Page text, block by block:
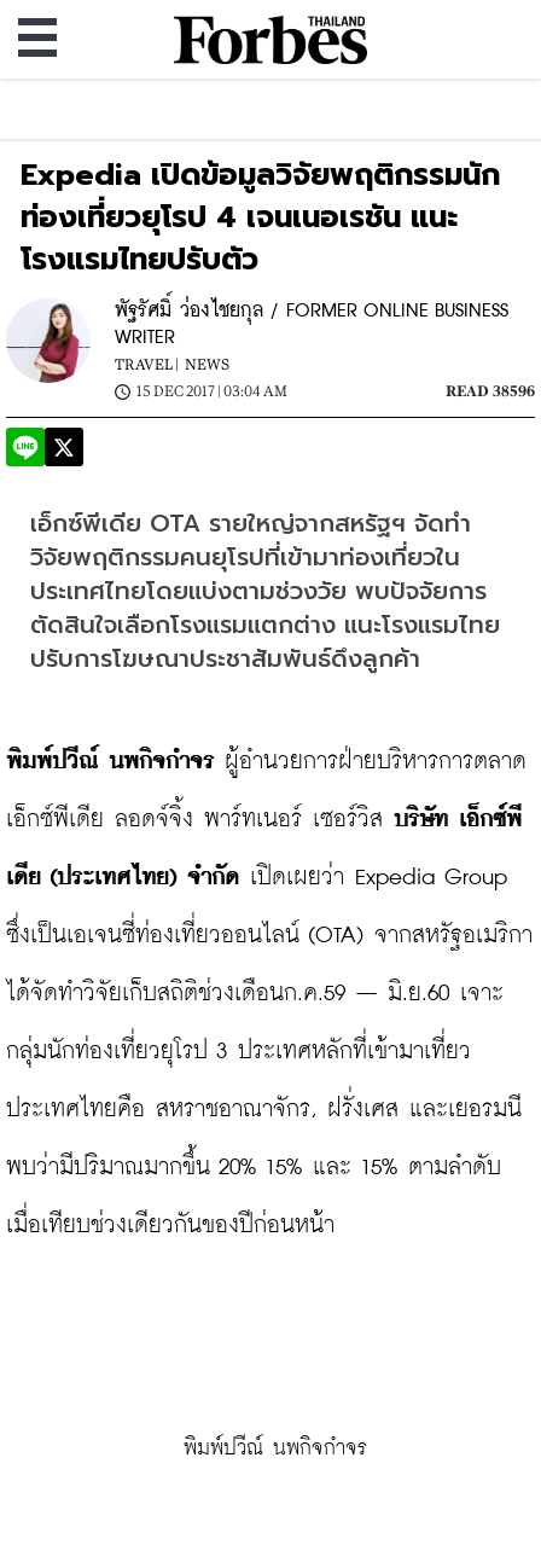
Expedia เปิดข้อมูลวิจัยพฤติกรรมนัก
ท่องเที่ยวยุโรป 4 เจนเนอเรชัน แนะ
โรงแรมไทยปรับตัว
พัฐรัศมิ์ ว่องไชยกุล / FORMER ONLINE BUSINESS
WRITER
TRAVEL |
NEWS
15 DEC 2017 | 03:04 AM
READ 38596
เอ็กซ์พีเดีย OTA รายใหญ่จากสหรัฐฯ จัดทำ
วิจัยพฤติกรรมคนยุโรปที่เข้ามาท่องเที่ยวใน
ประเทศไทยโดยแบ่งตามช่วงวัย พบปัจจัยการ
ตัดสินใจเลือกโรงแรมแตกต่าง แนะโรงแรมไทย
ปรับการโฆษณาประชาสัมพันธ์ดึงลูกค้า
พิมพ์ปวีณ์ นพกิจกำจร ผู้อำนวยการฝ่ายบริหารการตลาด
เอ็กซ์พีเดีย ลอดจ์จิ้ง พาร์ทเนอร์ เซอร์วิส บริษัท เอ็กซ์พี
เดีย (ประเทศไทย) จำกัด เปิดเผยว่า Expedia Group
ซึ่งเป็นเอเจนซี่ท่องเที่ยวออนไลน์ (OTA) จากสหรัฐอเมริกา
ได้จัดทำวิจัยเก็บสถิติช่วงเดือนก.ค.59 – มิ.ย.60 เจาะ
กลุ่มนักท่องเที่ยวยุโรป 3 ประเทศหลักที่เข้ามาเที่ยว
ประเทศไทยคือ สหราชอาณาจักร, ฝรั่งเศส และเยอรมนี
พบว่ามีปริมาณมากขึ้น 20% 15% และ 15% ตามลำดับ
เมื่อเทียบช่วงเดียวกันของปีก่อนหน้า
พิมพ์ปวีณ์ นพกิจกำจร